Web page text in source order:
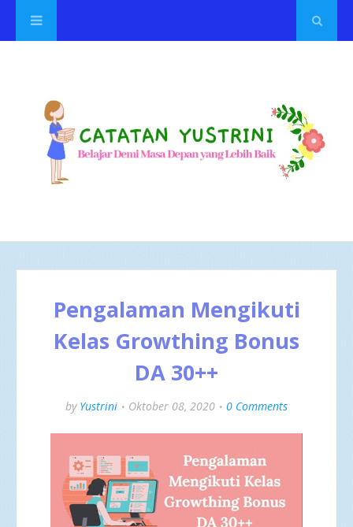
Pengalaman Mengikuti
Kelas Growthing Bonus
DA 30++
by Yustrini Oktober 08, 2020 0 Comments